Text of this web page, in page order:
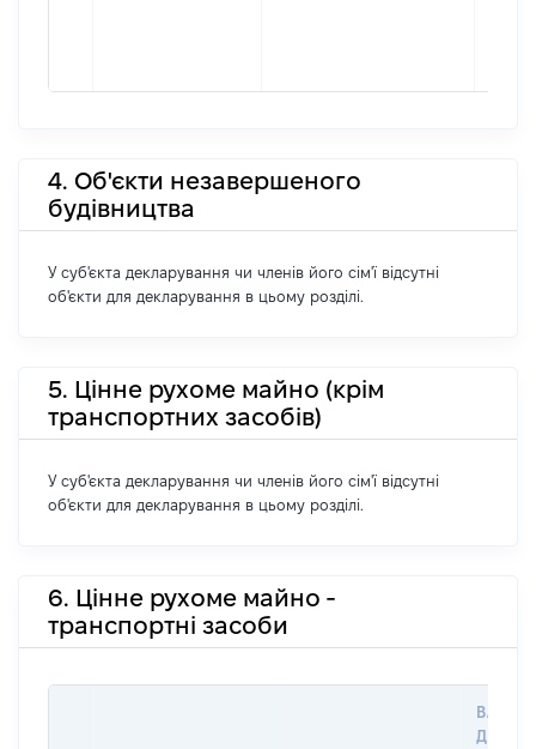
4. Об'єкти незавершеного
будівництва
У суб'єкта декларування чи членів його сім'ї відсутні
об'єкти для декларування в цьому розділі.
5. Цінне рухоме майно (крім
транспортних засобів)
У суб'єкта декларування чи членів його сім'ї відсутні
об'єкти для декларування в цьому розділі.
6. Цінне рухоме майно -
транспортні засоби
ДАТУ